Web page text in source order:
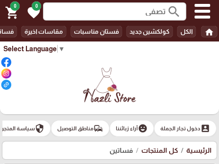
Select Language ▼
search
0
favorite
0
shopping_cart
home الكل كولكشين جديد فستان مناسبات مقاسات اخيرة
account_boxدخول تجار الجملة emoji_emotionsآراء زبائننا commuteمناطق التوصيل securityسياسة المتجر
الرئيسية كل المنتجات فساتين